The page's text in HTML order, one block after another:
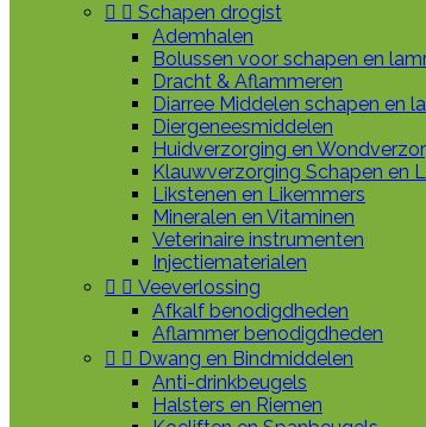
  Schapen drogist
Ademhalen
Bolussen voor schapen en
Dracht & Aflammeren
Diarree Middelen schapen en
Diergeneesmiddelen
Huidverzorging en
Klauwverzorging Schapen en
Likstenen en Likemmers
Mineralen en Vitaminen
Veterinaire instrumenten
Injectiematerialen
  Veeverlossing
Afkalf benodigdheden
Aflammer benodigdheden
  Dwang en Bindmiddelen
Anti-drinkbeugels
Halsters en Riemen